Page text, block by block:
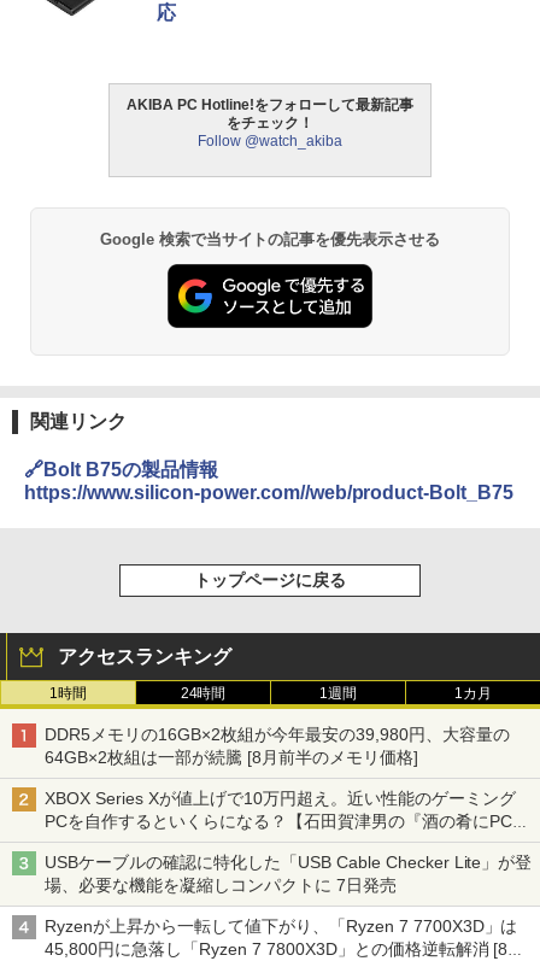
応
AKIBA PC Hotline!をフォローして最新記事
をチェック！
Follow @watch_akiba
Google 検索で当サイトの記事を優先表示させる
関連リンク
🔗Bolt B75の製品情報
https://www.silicon-power.com//web/product-Bolt_B75
トップページに戻る
アクセスランキング
1時間 24時間 1週間 1カ月
DDR5メモリの16GB×2枚組が今年最安の39,980円、大容量の
64GB×2枚組は一部が続騰 [8月前半のメモリ価格]
XBOX Series Xが値上げで10万円超え。近い性能のゲーミング
PCを自作するといくらになる？【石田賀津男の『酒の肴にPCゲ
ーム』】
USBケーブルの確認に特化した「USB Cable Checker Lite」が登
場、必要な機能を凝縮しコンパクトに 7日発売
Ryzenが上昇から一転して値下がり、「Ryzen 7 7700X3D」は
45,800円に急落し「Ryzen 7 7800X3D」との価格逆転解消 [8月